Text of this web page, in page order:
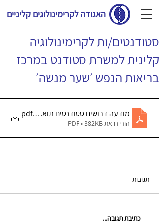
האגודה לקרימינולוגים קליניים
סטודנטים/ות לקרימינולוגיה
קלינית למשרת סטודנט במרכז
בריאות הנפש ׳שער מנשה׳
מודעה דרושים סטודנטים תואר שני יולי 2024
.pdf
הורידו את PDF • 382KB
תגובות
כתיבת תגובה...